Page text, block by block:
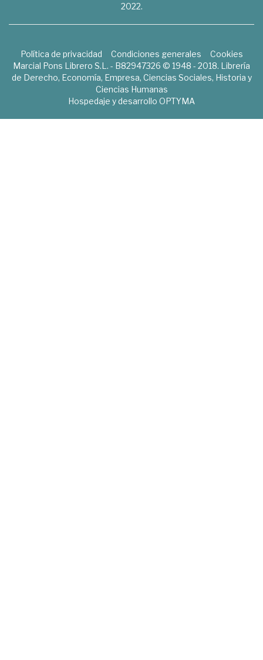
2022.
Política de privacidad Condiciones generales
Cookies
Marcial Pons Librero S.L. - B82947326 © 1948 - 2018. Librería
de Derecho, Economía, Empresa, Ciencias Sociales, Historia y
Ciencias Humanas
Hospedaje y desarrollo OPTYMA